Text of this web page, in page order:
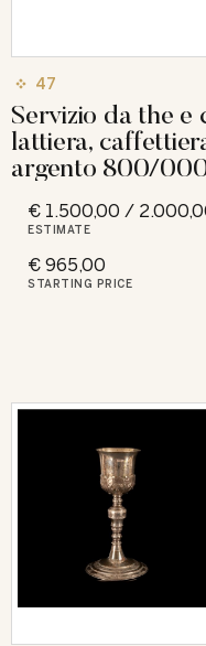
47
Servizio da the e
lattiera,
argento 800/
€ 1.500,00 /
ESTIMATE
€ 965,00
STARTING PRICE